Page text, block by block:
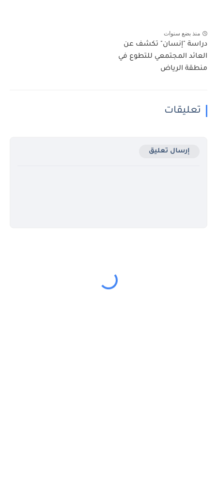
منذ بضع سنوات
دراسة "إنسان" تكشف عن
العائد المجتمعي للتطوع في
منطقة الرياض
تعليقات
إرسال تعليق